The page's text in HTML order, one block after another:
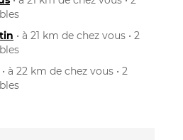
• à 21 km de chez vous • 2
• à 22 km de chez vous • 2